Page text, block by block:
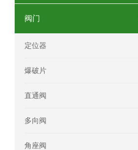
OEMER电机
阀门
定位器
爆破片
直通阀
多向阀
角座阀